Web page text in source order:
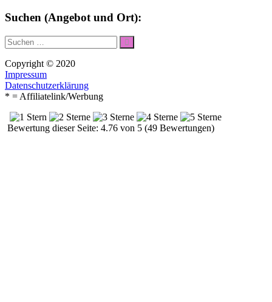
Suchen (Angebot und Ort):
Suche
nach:
Suchen
Copyright © 2020
Impressum
Datenschutzerklärung
* = Affiliatelink/Werbung
Bewertung dieser Seite: 4.76 von 5 (49 Bewertungen)